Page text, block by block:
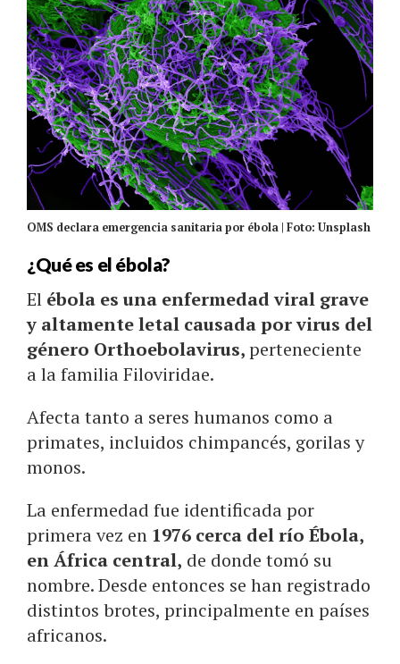
OMS declara emergencia sanitaria por ébola | Foto: Unsplash
¿Qué es el ébola?
El ébola es una enfermedad viral grave
y altamente letal causada por virus del
género Orthoebolavirus,perteneciente
a la familia Filoviridae.
Afecta tanto a seres humanos como a
primates, incluidos chimpancés, gorilas y
monos.
La enfermedad fue identificada por
primera vez en 1976 cerca del río Ébola,
en África central, de donde tomó su
nombre. Desde entonces se han registrado
distintos brotes, principalmente en países
africanos.